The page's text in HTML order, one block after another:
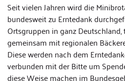
Seit vielen Jahren wird die
bundesweit zu Erntedank
Ortsgruppen in ganz
gemeinsam mit regionalen
Diese werden nach dem
verbunden mit der Bitte um
diese Weise machen im